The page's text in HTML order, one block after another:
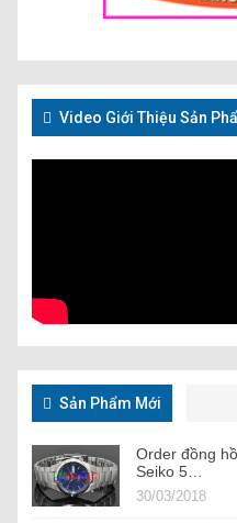
Video Giới Thiệu Sản
Sản Phẩm Mới
Order đồng
Seiko 5…
30/03/2018